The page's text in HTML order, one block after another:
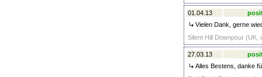
01.04.13
Vielen Dank, gerne
Silent Hill Downpour (UK,
27.03.13
Alles Bestens, danke